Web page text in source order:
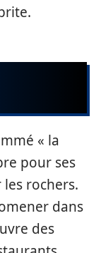
« la
pour ses
rochers.
dans
des